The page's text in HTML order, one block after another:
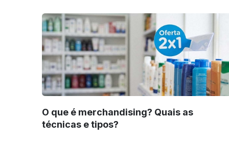
O que é merchandising? Quais as
técnicas e tipos?